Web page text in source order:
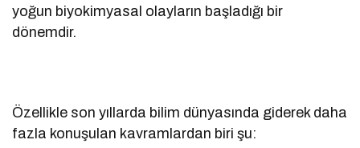
yoğun biyokimyasal olayların başladığı bir
dönemdir.
Özellikle son yıllarda bilim dünyasında giderek daha
fazla konuşulan kavramlardan biri şu: